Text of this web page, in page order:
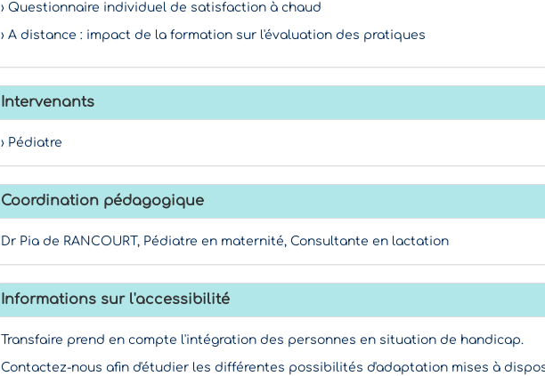
› Questionnaire individuel de satisfaction à chaud
› A distance : impact de la formation sur l'évaluation des pratiques
Intervenants
› Pédiatre
Coordination pédagogique
Dr Pia de RANCOURT, Pédiatre en maternité, Consultante en lactation
Informations sur l'accessibilité
Transfaire prend en compte l'intégration des personnes en situation de handicap.
Contactez-nous afin d'étudier les différentes possibilités d'adaptation mises à